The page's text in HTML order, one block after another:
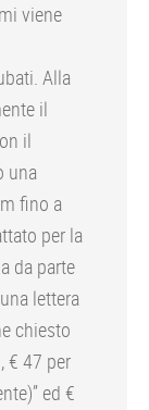
viene
Alla
il
il
una
fino a
per la
da parte
lettera
chiesto
€ 47 per
ed €